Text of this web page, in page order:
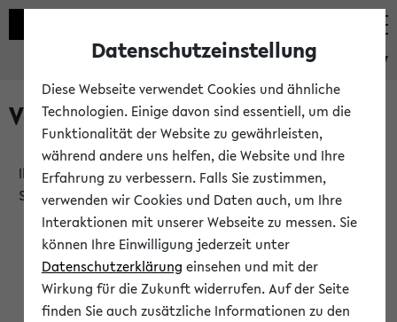
eKVV
Verlauf
Ihr Verlauf ist leer. Er wird sich im Verlauf Ihrer eKVV
Sitzung füllen.
Datenschutzeinstellung
Diese Webseite verwendet Cookies und ähnliche
Technologien. Einige davon sind essentiell, um die
Funktionalität der Website zu gewährleisten,
während andere uns helfen, die Website und Ihre
Erfahrung zu verbessern. Falls Sie zustimmen,
verwenden wir Cookies und Daten auch, um Ihre
Interaktionen mit unserer Webseite zu messen. Sie
können Ihre Einwilligung jederzeit unter
Datenschutzerklärung einsehen und mit der
Wirkung für die Zukunft widerrufen. Auf der Seite
finden Sie auch zusätzliche Informationen zu den